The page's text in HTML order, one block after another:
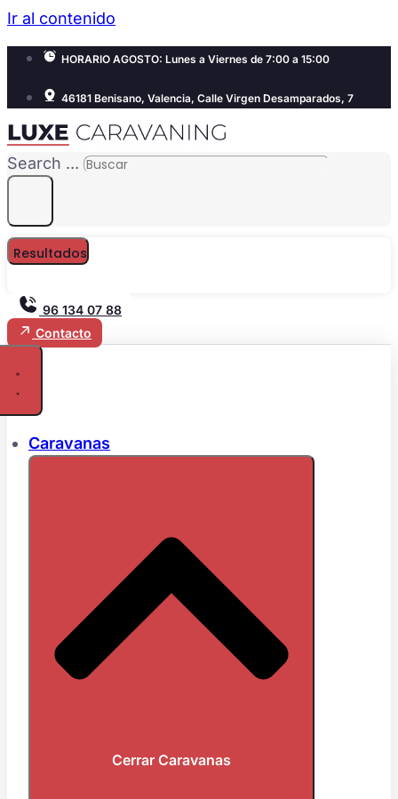
Ir al contenido
HORARIO AGOSTO: Lunes a Viernes de 7:00 a 15:00
46181 Benisano, Valencia, Calle Virgen Desamparados, 7
Search ...
Resultados
96 134 07 88
Contacto
Caravanas
Cerrar Caravanas